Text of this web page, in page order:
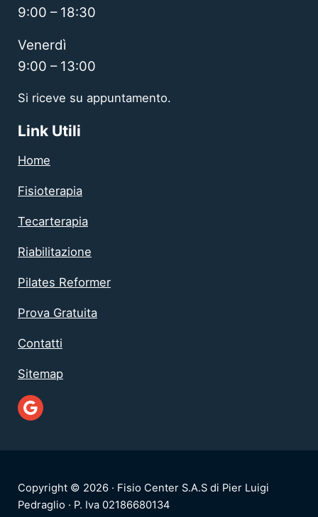
9:00 – 18:30
Venerdì
9:00 – 13:00
Si riceve su appuntamento.
Link Utili
Home
Fisioterapia
Tecarterapia
Riabilitazione
Pilates Reformer
Prova Gratuita
Contatti
Sitemap
Google
Copyright © 2026 · Fisio Center S.A.S di Pier Luigi
Pedraglio · P. Iva 02186680134